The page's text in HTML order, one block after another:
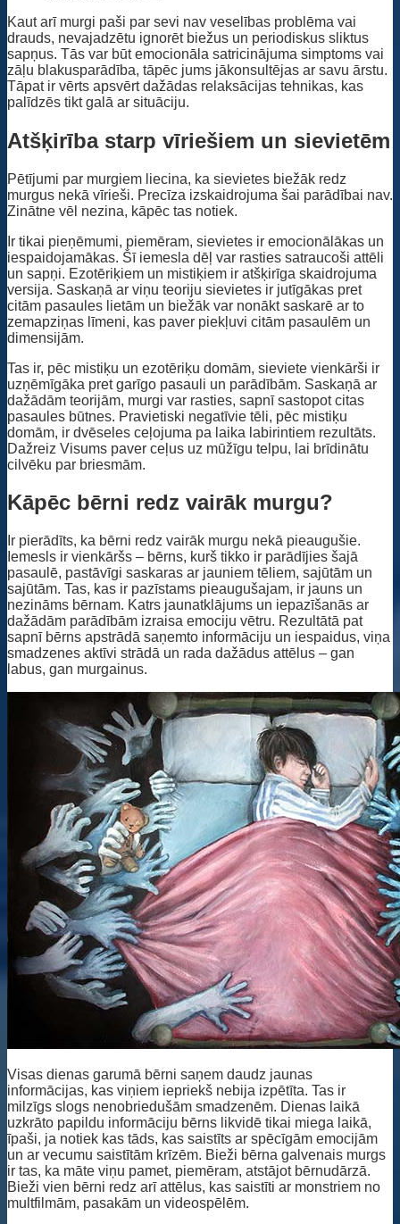
Kaut arī murgi paši par sevi nav veselības problēma vai
drauds, nevajadzētu ignorēt biežus un periodiskus sliktus
sapņus. Tās var būt emocionāla satricinājuma simptoms vai
zāļu blakusparādība, tāpēc jums jākonsultējas ar savu ārstu.
Tāpat ir vērts apsvērt dažādas relaksācijas tehnikas, kas
palīdzēs tikt galā ar situāciju.
Atšķirība starp vīriešiem un sievietēm
Pētījumi par murgiem liecina, ka sievietes biežāk redz
murgus nekā vīrieši. Precīza izskaidrojuma šai parādībai nav.
Zinātne vēl nezina, kāpēc tas notiek.
Ir tikai pieņēmumi, piemēram, sievietes ir emocionālākas un
iespaidojamākas. Šī iemesla dēļ var rasties satraucoši attēli
un sapņi. Ezotēriķiem un mistiķiem ir atšķirīga skaidrojuma
versija. Saskaņā ar viņu teoriju sievietes ir jutīgākas pret
citām pasaules lietām un biežāk var nonākt saskarē ar to
zemapziņas līmeni, kas paver piekļuvi citām pasaulēm un
dimensijām.
Tas ir, pēc mistiķu un ezotēriķu domām, sieviete vienkārši ir
uzņēmīgāka pret garīgo pasauli un parādībām. Saskaņā ar
dažādām teorijām, murgi var rasties, sapnī sastopot citas
pasaules būtnes. Pravietiski negatīvie tēli, pēc mistiķu
domām, ir dvēseles ceļojuma pa laika labirintiem rezultāts.
Dažreiz Visums paver ceļus uz mūžīgu telpu, lai brīdinātu
cilvēku par briesmām.
Kāpēc bērni redz vairāk murgu?
Ir pierādīts, ka bērni redz vairāk murgu nekā pieaugušie.
Iemesls ir vienkāršs – bērns, kurš tikko ir parādījies šajā
pasaulē, pastāvīgi saskaras ar jauniem tēliem, sajūtām un
sajūtām. Tas, kas ir pazīstams pieaugušajam, ir jauns un
nezināms bērnam. Katrs jaunatklājums un iepazīšanās ar
dažādām parādībām izraisa emociju vētru. Rezultātā pat
sapnī bērns apstrādā saņemto informāciju un iespaidus, viņa
smadzenes aktīvi strādā un rada dažādus attēlus – gan
labus, gan murgainus.
Visas dienas garumā bērni saņem daudz jaunas
informācijas, kas viņiem iepriekš nebija izpētīta. Tas ir
milzīgs slogs nenobriedušām smadzenēm. Dienas laikā
uzkrāto papildu informāciju bērns likvidē tikai miega laikā,
īpaši, ja notiek kas tāds, kas saistīts ar spēcīgām emocijām
un ar vecumu saistītām krīzēm. Bieži bērna galvenais murgs
ir tas, ka māte viņu pamet, piemēram, atstājot bērnudārzā.
Bieži vien bērni redz arī attēlus, kas saistīti ar monstriem no
multfilmām, pasakām un videospēlēm.